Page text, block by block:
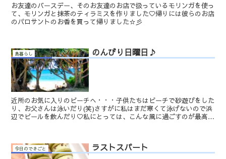
お友達のバースデー、そのお友達のお店で扱っているモリンガを使っ
て、モリンガと抹茶のティラミスを作りました♡帰りには彼らのお店
のパロサントのお香を買って帰りました☆彡
島暮らし のんびり日曜日♪
近所のお気に入りのビーチへ・・・子供たちはビーチで砂遊びをした
り、お父さんは泳いだり(笑)さすがに私はまだ寒くて泳げないので浜
辺でビールを飲んだり♡私にとっては、こんな風に過ごすのが最高の
今日のできごと ラストスパート